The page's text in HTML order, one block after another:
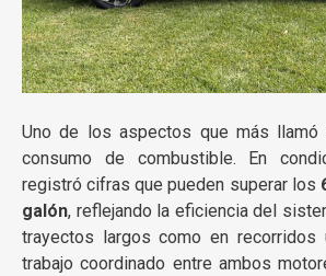
Uno de los aspectos que más llamó
consumo de combustible. En
registró cifras que pueden superar los
galón, reflejando la eficiencia del
trayectos largos como en recorridos
trabajo coordinado entre ambos